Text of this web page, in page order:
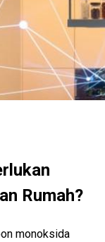
Rumah?
monoksida